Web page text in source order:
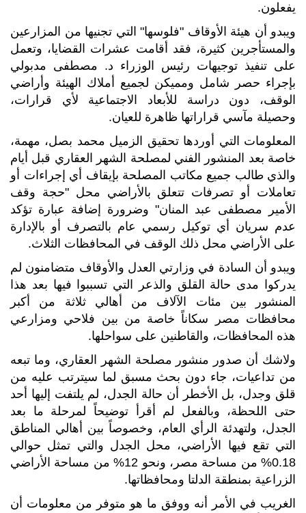
يفعلون.
ويبدو أن هيئة الأوقاف "فلوسها" التي تجنيها من المزارعين
والمستأجرين كثيرة، فقد أقامت عشرات القضايا، وتعمل
على تنفيذ توجيهات رئيس الوزراء د. مصطفى مدبولي
بإجراء حصر شامل ومميكن لجميع أملاك الهيئة وأراضي
الوقف، دون دراسة للأبعاد الاجتماعية لأي قرارات،
وحصيلة مآسي قراراتها ظاهرة للعيان.
المعلومات التي أوردها تحقيق الزميل محمد بصل، مهمة،
خاصة بعد المنشور الفني لمصلحة الشهر العقاري قبل أيام
والذي طالب جميع مكاتب المصلحة بإيقاف أي إجراءات أو
تعاملات أو تصرفات تتعلق بالأراضي محل "حجة وقف
الأمير مصطفى عبد المنان" وضرورة إضافة عبارة تؤكد
عدم سريان أي توكيل رسمي عام بالتصرف أو بالإدارة
على الأراضي محل ذلك الوقف في المحافظات الثلاث.
ويبدو أن السادة في وزارتي العدل والأوقاف متضامنون لم
يدركوا مدى حالة القلق والذعر التي تسببوا فيها بعد هذا
المنشور بين مئات الآلاف من أهالي ثلاثة من أكبر
محافظات مصر سكاناً خاصة من بين فلاحي ومزارعي
هذه المحافظات، والقاطنين على سواحلها.
ولاشك أن صدور منشور مصلحة الشهر العقاري، وما تبعه
من تداعيات، جاء دون بحث مسبق لما سيترتب عليه من
قلق وجدل، بل الأخطر أن حالة الجدل، لم يلتفت إليها أحد
حتى اللحظة، وبالفعل لم أقرأ توضيحاً لمرحلة ما بعد
الجدل، ولتهدئة الرأي العام، وخصوصاً بين أهالي المناطق
التي تقع فيها الأراضي، محل الجدل والتي تمثل حوالي
0.18% من مساحة مصر، ونحو 12% من مساحة الأراضي
الزراعية بمنطقة الدلتا ومحافظاتها.
الغريب في الأمر أنه ووفق ما هو متوفر من معلومات أن